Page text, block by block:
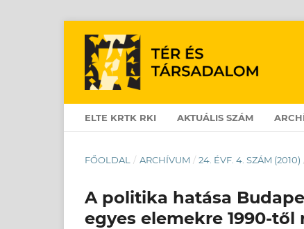
ELTE KRTK RKI AKTUÁLIS SZÁM
FŐOLDAL / ARCHÍVUM / 24. ÉVF. 4. SZÁM (2010)
A politika hatása
egyes elemekre 1990-